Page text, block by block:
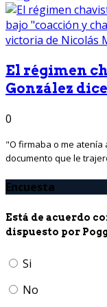
El régimen
González
0
"O firmaba o me atenía
documento que le
Encuesta
Está de acuerdo
dispuesto por
Si
No